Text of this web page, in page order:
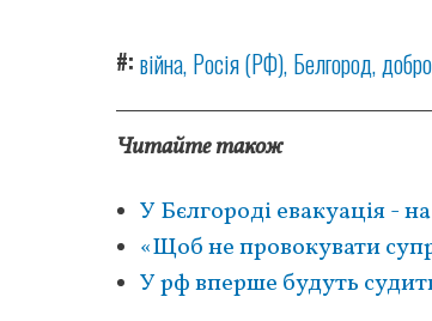
# війна Росія (РФ) Белгород
Читайте також
У Бєлгороді евакуація -
«Щоб не провокувати
У рф вперше будуть